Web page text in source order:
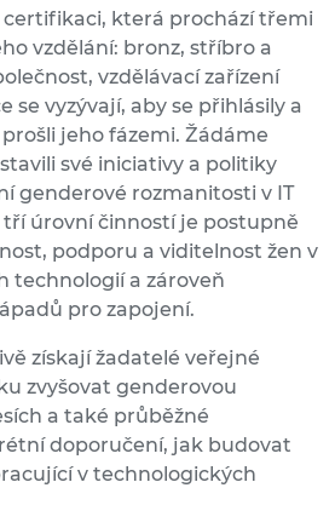
certifikaci, která prochází třemi
vzdělání: bronz, stříbro a
vzdělávací zařízení
se vyzývají, aby se přihlásily a
jeho fázemi. Žádáme
své iniciativy a politiky
genderové rozmanitosti v IT
úrovní činností je postupně
podporu a viditelnost žen v
technologií a zároveň
pro zapojení.
získají žadatelé veřejné
zvyšovat genderovou
a také průběžné
doporučení, jak budovat
v technologických